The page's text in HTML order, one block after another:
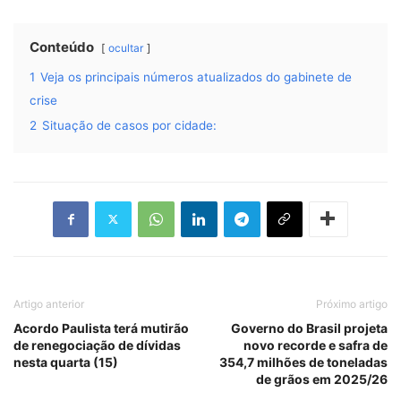
Conteúdo ocultar
1 Veja os principais números atualizados do gabinete de
crise
2 Situação de casos por cidade:
Artigo anterior
Acordo Paulista terá mutirão
de renegociação de dívidas
nesta quarta (15)
Próximo artigo
Governo do Brasil projeta
novo recorde e safra de
354,7 milhões de toneladas
de grãos em 2025/26